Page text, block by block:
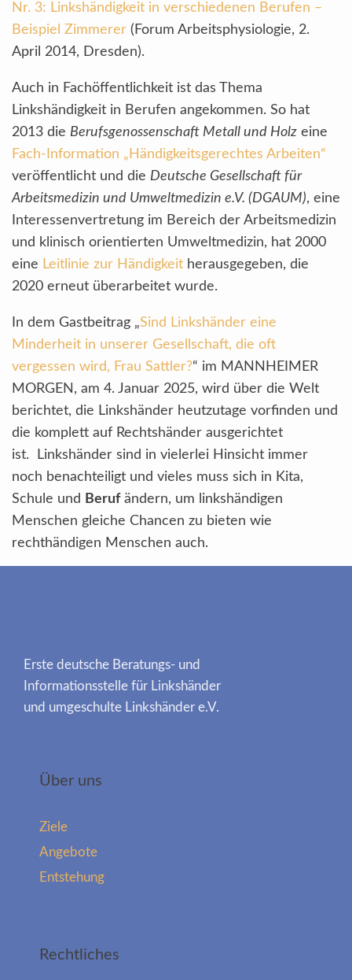
Nr. 3: Linkshändigkeit in verschiedenen Berufen –
Beispiel Zimmerer (Forum Arbeitsphysiologie, 2.
April 2014, Dresden).
Auch in Fachöffentlichkeit ist das Thema
Linkshändigkeit in Berufen angekommen. So hat
2013 die Berufsgenossenschaft Metall und Holz eine
Fach-Information „Händigkeitsgerechtes Arbeiten“
veröffentlicht und die Deutsche Gesellschaft für
Arbeitsmedizin und Umweltmedizin e.V. (DGAUM), eine
Interessenvertretung im Bereich der Arbeitsmedizin
und klinisch orientierten Umweltmedizin, hat 2000
eine Leitlinie zur Händigkeit herausgegeben, die
2020 erneut überarbeitet wurde.
In dem Gastbeitrag „Sind Linkshänder eine
Minderheit in unserer Gesellschaft, die oft
vergessen wird, Frau Sattler?“ im MANNHEIMER
MORGEN, am 4. Januar 2025, wird über die Welt
berichtet, die Linkshänder heutzutage vorfinden und
die komplett auf Rechtshänder ausgerichtet
ist. Linkshänder sind in vielerlei Hinsicht immer
noch benachteiligt und vieles muss sich in Kita,
Schule und
Berufändern, um linkshändigen
Menschen gleiche Chancen zu bieten wie
rechthändigen Menschen auch.
Erste deutsche Beratungs- und
Informationsstelle für Linkshänder
und umgeschulte Linkshänder e.V.
Über uns
Ziele
Angebote
Entstehung
Rechtliches